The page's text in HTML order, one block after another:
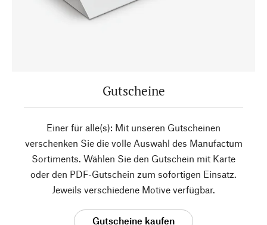
Gutscheine
Einer für alle(s): Mit unseren Gutscheinen
verschenken Sie die volle Auswahl des Manufactum
Sortiments. Wählen Sie den Gutschein mit Karte
oder den PDF-Gutschein zum sofortigen Einsatz.
Jeweils verschiedene Motive verfügbar.
Gutscheine kaufen